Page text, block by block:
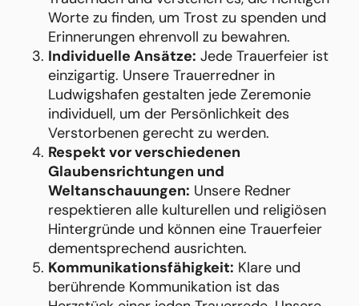
Worte zu finden, um Trost zu spenden und
Erinnerungen ehrenvoll zu bewahren.
Individuelle Ansätze: Jede Trauerfeier ist
einzigartig. Unsere Trauerredner in
Ludwigshafen gestalten jede Zeremonie
individuell, um der Persönlichkeit des
Verstorbenen gerecht zu werden.
Respekt vor verschiedenen
Glaubensrichtungen und
Weltanschauungen: Unsere Redner
respektieren alle kulturellen und religiösen
Hintergründe und können eine Trauerfeier
dementsprechend ausrichten.
Kommunikationsfähigkeit: Klare und
berührende Kommunikation ist das